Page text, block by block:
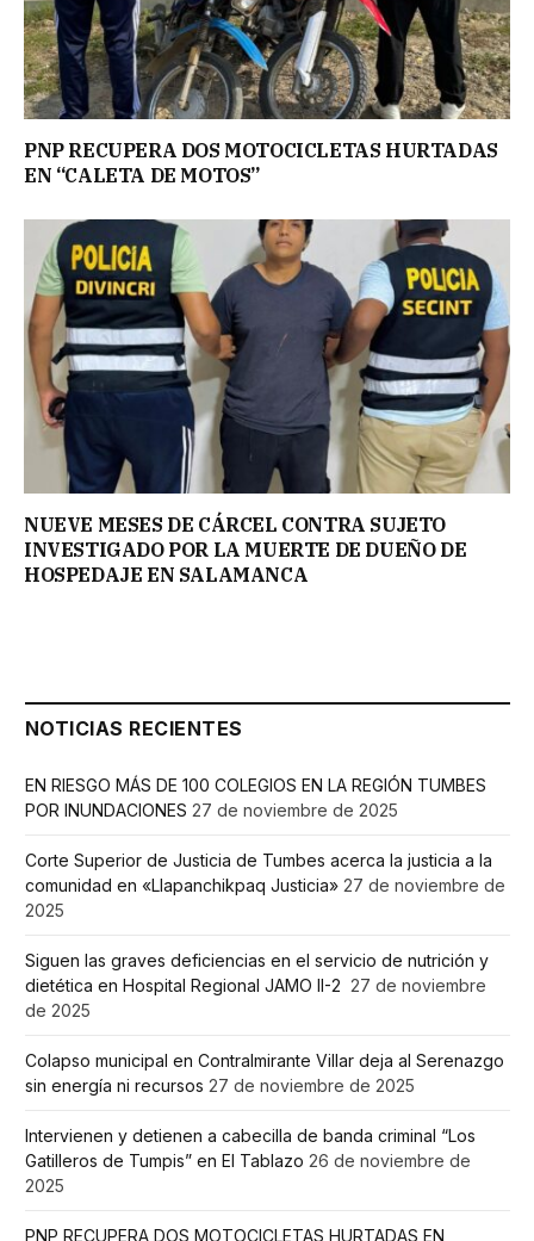
PNP RECUPERA DOS MOTOCICLETAS HURTADAS
EN “CALETA DE MOTOS”
NUEVE MESES DE CÁRCEL CONTRA SUJETO
INVESTIGADO POR LA MUERTE DE DUEÑO DE
HOSPEDAJE EN SALAMANCA
NOTICIAS RECIENTES
EN RIESGO MÁS DE 100 COLEGIOS EN LA REGIÓN TUMBES
POR INUNDACIONES 27 de noviembre de 2025
Corte Superior de Justicia de Tumbes acerca la justicia a la
comunidad en «Llapanchikpaq Justicia» 27 de noviembre de
2025
Siguen las graves deficiencias en el servicio de nutrición y
dietética en Hospital Regional JAMO II-2 27 de noviembre
de 2025
Colapso municipal en Contralmirante Villar deja al Serenazgo
sin energía ni recursos 27 de noviembre de 2025
Intervienen y detienen a cabecilla de banda criminal “Los
Gatilleros de Tumpis” en El Tablazo 26 de noviembre de
2025
PNP RECUPERA DOS MOTOCICLETAS HURTADAS EN